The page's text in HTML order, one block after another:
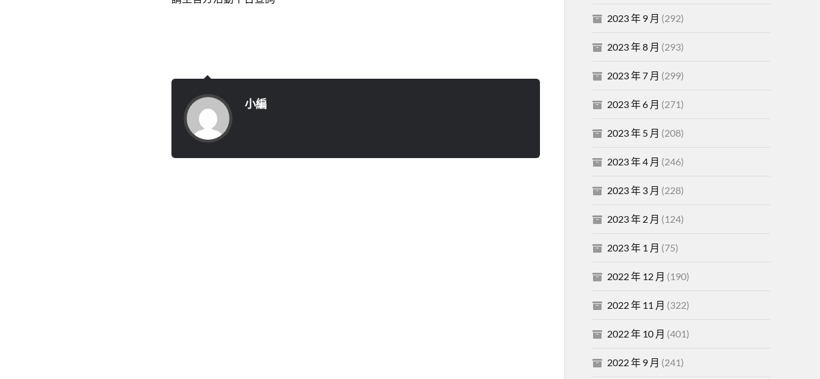
小編
2023 年 9 月 (292)
2023 年 8 月 (293)
2023 年 7 月 (299)
2023 年 6 月 (271)
2023 年 5 月 (208)
2023 年 4 月 (246)
2023 年 3 月 (228)
2023 年 2 月 (124)
2023 年 1 月 (75)
2022 年 12 月 (190)
2022 年 11 月 (322)
2022 年 10 月 (401)
2022 年 9 月 (241)